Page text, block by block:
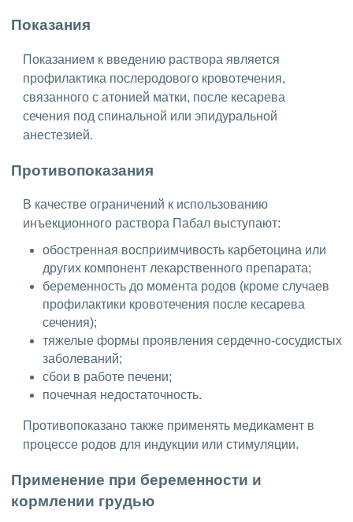
Показания
Показанием к введению раствора является
профилактика послеродового кровотечения,
связанного с атонией матки, после кесарева
сечения под спинальной или эпидуральной
анестезией.
Противопоказания
В качестве ограничений к использованию
инъекционного раствора Пабал выступают:
обостренная восприимчивость карбетоцина или
других компонент лекарственного препарата;
беременность до момента родов (кроме случаев
профилактики кровотечения после кесарева
сечения);
тяжелые формы проявления сердечно-сосудистых
заболеваний;
сбои в работе печени;
почечная недостаточность.
Противопоказано также применять медикамент в
процессе родов для индукции или стимуляции.
Применение при беременности и
кормлении грудью